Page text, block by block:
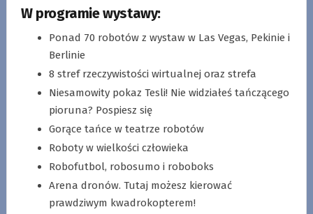
W programie wystawy:
Ponad 70 robotów z wystaw w Las Vegas, Pekinie i
Berlinie
8 stref rzeczywistości wirtualnej oraz strefa
Niesamowity pokaz Tesli! Nie widziałeś tańczącego
pioruna? Pospiesz się
Gorące tańce w teatrze robotów
Roboty w wielkości człowieka
Robofutbol, robosumo i roboboks
Arena dronów. Tutaj możesz kierować
prawdziwym kwadrokopterem!